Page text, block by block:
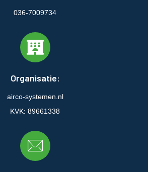
036-7009734
Organisatie:
airco-systemen.nl
KVK: 89661338